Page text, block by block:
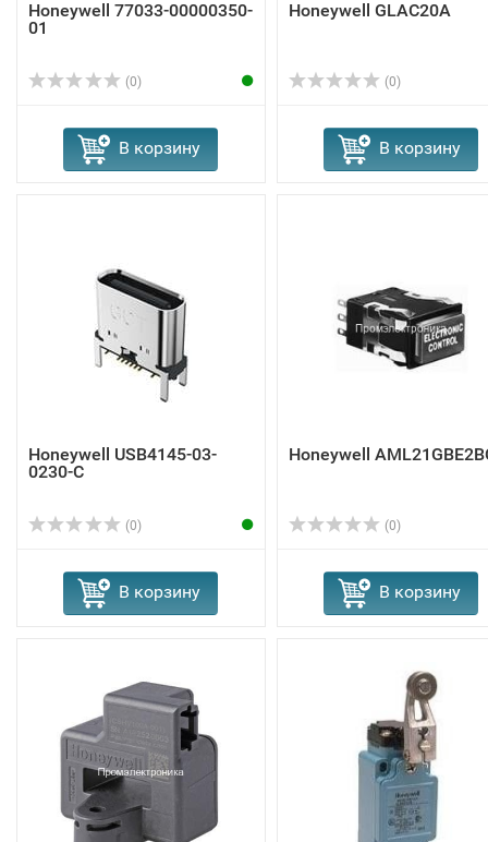
Honeywell 77033-00000350-
01
(0)
В корзину
Honeywell GLAC20A
(0)
В корзину
Honeywell USB4145-03-
0230-C
(0)
В корзину
Honeywell
(0)
В корзину